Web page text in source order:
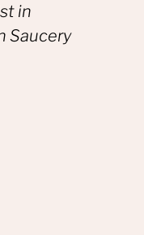
in
Saucery